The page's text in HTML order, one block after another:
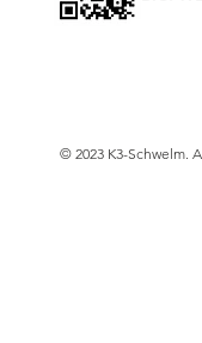
© 2023 K3-Schwelm.